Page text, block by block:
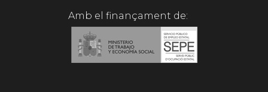
Amb el finançament de: